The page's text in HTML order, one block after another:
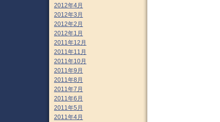
2012年4月
2012年3月
2012年2月
2012年1月
2011年12月
2011年11月
2011年10月
2011年9月
2011年8月
2011年7月
2011年6月
2011年5月
2011年4月